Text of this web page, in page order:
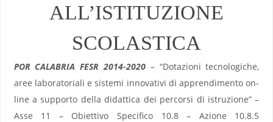
ALL’ISTITUZIONE
SCOLASTICA
POR CALABRIA FESR 2014-2020 – “Dotazioni tecnologiche,
aree laboratoriali e sistemi innovativi di apprendimento on-
line a supporto della didattica dei percorsi di istruzione” –
Asse 11 – Obiettivo Specifico 10.8 – Azione 10.8.5